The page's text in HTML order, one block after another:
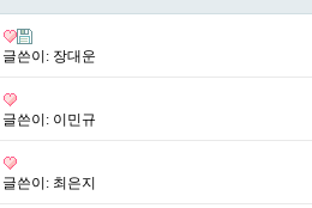
글쓴이: 장대운
글쓴이: 이민규
글쓴이: 최은지